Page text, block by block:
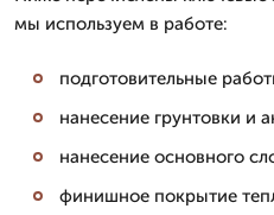
мы используем в работе:
подготовительные
нанесение грунтовки и
нанесение основного
финишное покрытие